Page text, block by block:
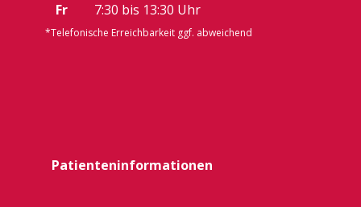
Fr
7:30 bis 13:30 Uhr
*Telefonische Erreichbarkeit ggf. abweichend
Patienteninformationen